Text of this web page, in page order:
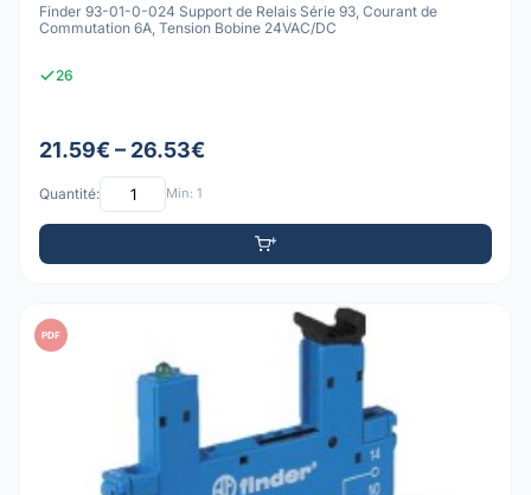
Finder 93-01-0-024 Support de Relais Série 93, Courant de
Commutation 6A, Tension Bobine 24VAC/DC
26
21.59€ – 26.53€
Quantité: Min: 1
PDF